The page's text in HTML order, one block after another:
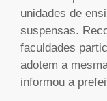
unidades de
suspensas.
faculdades
adotem a
informou a